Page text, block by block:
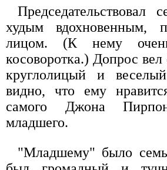
Председательствовал
худым вдохновенным,
лицом. (К нему
косоворотка.) Допрос вел
круглолицый и
видно, что ему
самого Джона
младшего.
"Младшему" было